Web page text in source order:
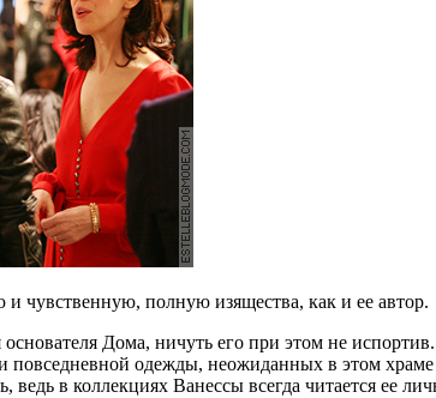
чувственную, полную изящества, как и ее автор.
Дома, ничуть его при этом не
одежды, неожиданных в этом
в коллекциях Ванессы всегда читается ее